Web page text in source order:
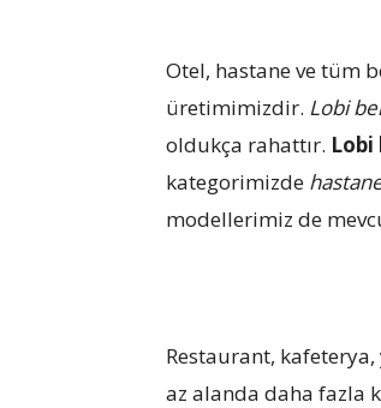
Otel, hastane ve tüm
üretimimizdir. Lobi
oldukça rahattır.
kategorimizde
modellerimiz de
Restaurant,
az alanda daha fazla